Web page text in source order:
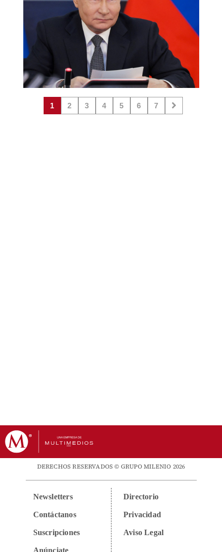
1 2 3 4 5 6 7
DERECHOS RESERVADOS © GRUPO MILENIO 2026
Newsletters
Contáctanos
Suscripciones
Anúnciate
Directorio
Privacidad
Aviso Legal